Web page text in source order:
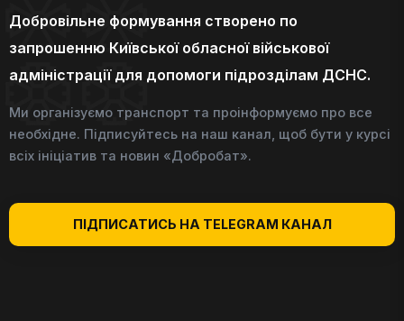
Добровільне формування створено по
запрошенню Київської обласної військової
адміністрації для допомоги підрозділам ДСНС.
Ми організуємо транспорт та проінформуємо про все
необхідне. Підписуйтесь на наш канал, щоб бути у курсі
всіх ініціатив та новин «Добробат».
ПІДПИСАТИСЬ НА TELEGRAM КАНАЛ